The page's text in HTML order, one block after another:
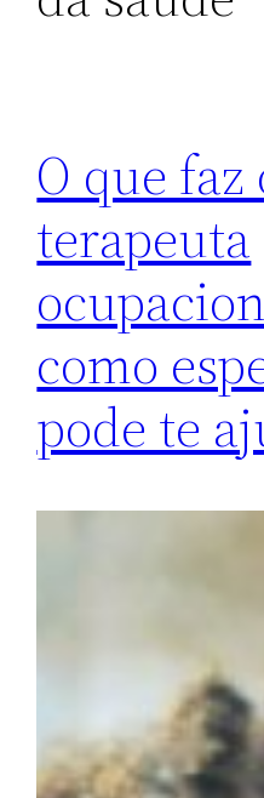
O que faz
terapeuta
como
pode te